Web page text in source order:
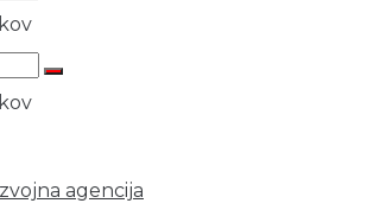
agencija